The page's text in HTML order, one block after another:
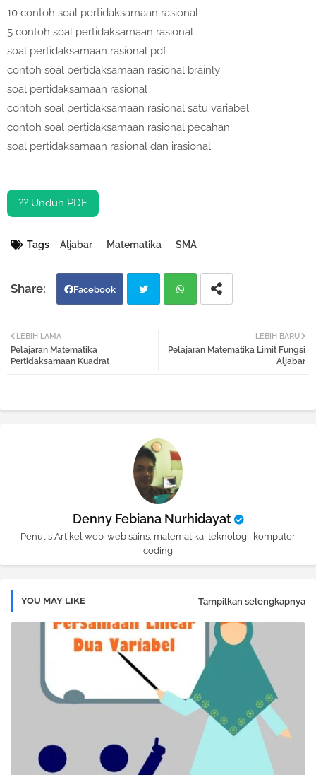
10 contoh soal pertidaksamaan rasional
5 contoh soal pertidaksamaan rasional
soal pertidaksamaan rasional pdf
contoh soal pertidaksamaan rasional brainly
soal pertidaksamaan rasional
contoh soal pertidaksamaan rasional satu variabel
contoh soal pertidaksamaan rasional pecahan
soal pertidaksamaan rasional dan irasional
?? Unduh PDF
Tags Aljabar Matematika SMA
Facebook
atsa
LEBIH BARU
Pelajaran Matematika Limit Fungsi
Aljabar
LEBIH LAMA
Pelajaran Matematika
Pertidaksamaan Kuadrat
Denny Febiana Nurhidayat
Penulis Artikel web-web sains, matematika, teknologi, komputer
coding
YOU MAY LIKE Tampilkan selengkapnya